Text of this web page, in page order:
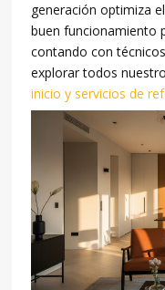
generación optimiza
buen funcionamiento
contando con
explorar todos
inicio y servicios de